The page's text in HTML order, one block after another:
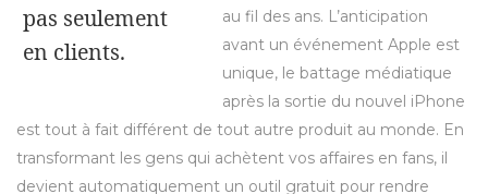
pas seulement
en clients.
au fil des ans. L’anticipation
avant un événement Apple est
unique, le battage médiatique
après la sortie du nouvel iPhone
est tout à fait différent de tout autre produit au monde. En
transformant les gens qui achètent vos affaires en fans, il
devient automatiquement un outil gratuit pour rendre